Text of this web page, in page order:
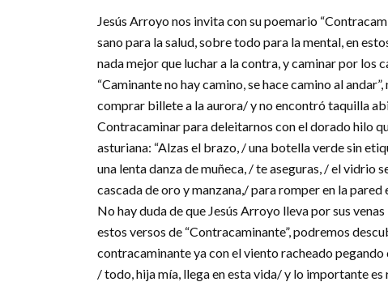
Jesús Arroyo nos invita con su poemario
sano para la salud, sobre todo para la mental, en
nada mejor que luchar a la contra, y caminar por los
“Caminante no hay camino, se hace camino al
comprar billete a la aurora/ y no encontró taquilla
Contracaminar para deleitarnos con el dorado hilo
asturiana: “Alzas el brazo, / una botella verde sin
una lenta danza de muñeca, / te aseguras, / el
cascada de oro y manzana,/ para romper en la pared
No hay duda de que Jesús Arroyo lleva por sus
estos versos de “Contracaminante”, podremos
contracaminante ya con el viento racheado
/ todo, hija mía, llega en esta vida/ y lo importante es